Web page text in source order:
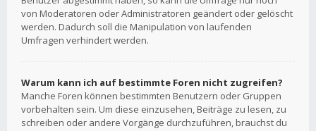
von Moderatoren oder Administratoren geändert oder gelöscht
werden. Dadurch soll die Manipulation von laufenden
Umfragen verhindert werden.
Warum kann ich auf bestimmte Foren nicht zugreifen?
Manche Foren können bestimmten Benutzern oder Gruppen
vorbehalten sein. Um diese einzusehen, Beiträge zu lesen, zu
schreiben oder andere Vorgänge durchzuführen, brauchst du